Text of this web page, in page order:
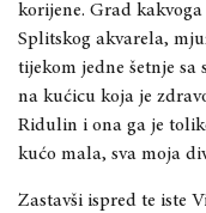
korijene. Grad
Splitskog akvarela,
tijekom jedne šetnje
na kućicu koja je
Ridulin i ona ga je
kućo mala, sva moja
Zastavši ispred te iste